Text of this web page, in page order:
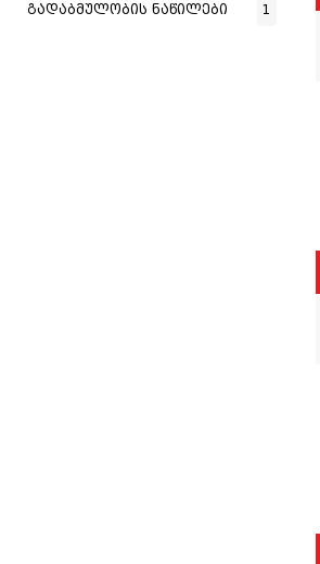
გადაბმულობის ნაწილები 1